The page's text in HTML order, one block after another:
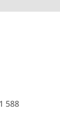
588